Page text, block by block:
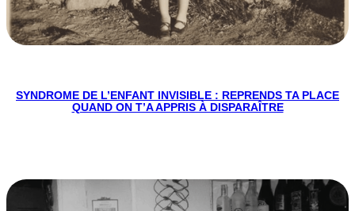
SYNDROME DE L’ENFANT INVISIBLE : REPRENDS TA PLACE
QUAND ON T’A APPRIS À DISPARAÎTRE